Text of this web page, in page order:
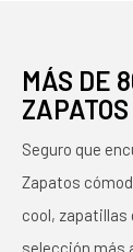
MÁS DE
Seguro que
Zapatos
cool, zapatillas
selección más